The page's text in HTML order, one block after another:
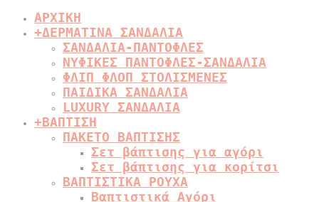
ΑΡΧΙΚΗ
+ΔΕΡΜΑΤΙΝΑ ΣΑΝΔΑΛΙΑ
ΣΑΝΔΑΛΙΑ-ΠΑΝΤΟΦΛΕΣ
ΝΥΦΙΚΕΣ ΠΑΝΤΟΦΛΕΣ-ΣΑΝΔΑΛΙΑ
ΦΛΙΠ ΦΛΟΠ ΣΤΟΛΙΣΜΕΝΕΣ
ΠΑΙΔΙΚΑ ΣΑΝΔΑΛΙΑ
LUXURY ΣΑΝΔΑΛΙΑ
+ΒΑΠΤΙΣΗ
ΠΑΚΕΤΟ ΒΑΠΤΙΣΗΣ
Σετ βάπτισης για αγόρι
Σετ βάπτισης για κορίτσι
ΒΑΠΤΙΣΤΙΚΑ ΡΟΥΧΑ
Βαπτιστικά Αγόρι